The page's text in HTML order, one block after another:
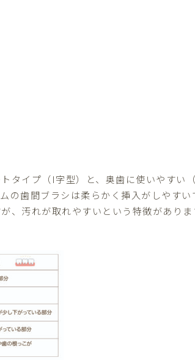
タイプ（I字型）と、奥歯に使いやすい
の歯間ブラシは柔らかく挿入がしやす
、汚れが取れやすいという特徴がありま